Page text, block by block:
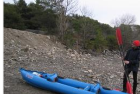
LIRE L'ARTICLE